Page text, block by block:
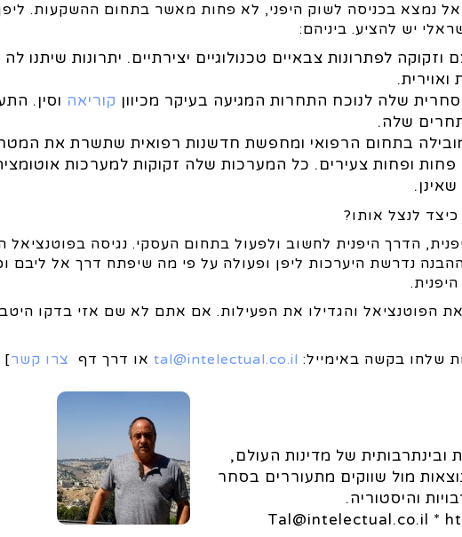
נמצא בכניסה לשוק היפני, לא פחות מאשר בתחום ההשקעות.
יש להציע. ביניהם:
לפתרונות צבאיים טכנולוגיים יצירתיים. יתרונות שיתנו לה
שלה לנוכח התחרות המגיעה בעיקר מכיוון קוריאה וסין.
שלה.
בתחום הרפואי ומחפשת חדשנות רפואית שתשרת את
ופחות צעירים. כל המערכות שלה זקוקות למערכות
לנצל אותו?
הדרך היפנית לחשוב ולפעול בתחום העסקי. נגיסה בפוטנציאל
נדרשת היערכות ליפן ופעולה על פי מה שיפתח דרך אל ליבם
הפוטנציאל והגדילו את הפעילות. אם אתם לא שם אזי בדקו
שלחו בקשה באימייל: tal@intelectual.co.il או דרך דף צרו קשר]
של מדינות העולם,
מול שווקים מתעוררים בסחר
והיסטוריה.